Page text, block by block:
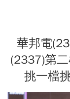
華邦電
(2337)第
挑一檔